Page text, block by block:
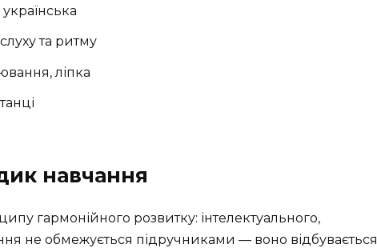
українська
та ритму
ліпка
навчання
гармонійного розвитку: інтелектуального,
не обмежується підручниками — воно відбувається